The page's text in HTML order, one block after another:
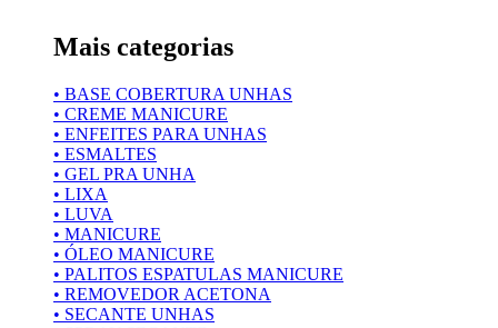
Mais categorias
• BASE COBERTURA UNHAS
• CREME MANICURE
• ENFEITES PARA UNHAS
• ESMALTES
• GEL PRA UNHA
• LIXA
• LUVA
• MANICURE
• ÓLEO MANICURE
• PALITOS ESPATULAS MANICURE
• REMOVEDOR ACETONA
• SECANTE UNHAS